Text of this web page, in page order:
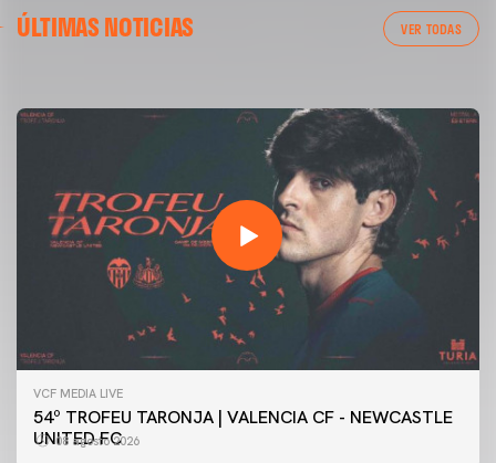
ÚLTIMAS NOTICIAS VER TODAS
54ª EDICIÓN TROFEU TARONJA
VCF MEDIA LIVE
54º TROFEU TARONJA | VALENCIA CF - NEWCASTLE
UNITED FC
08 agosto 2026